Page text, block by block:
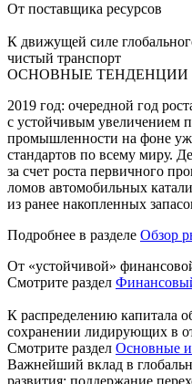
От поставщика ресурсов
К движущей силе
чистый транспорт
ОСНОВНЫЕ
2019 год: очередной год
с устойчивым увеличением
промышленности на фоне
стандартов по всему миру.
за счет роста первичного
ломов автомобильных
из ранее накопленных
Подробнее в разделе Обзор
От «устойчивой»
Смотрите раздел
К распределению капитала
сохранении лидирующих в
Смотрите раздел Основные
Важнейший вклад в
развития: поддержание